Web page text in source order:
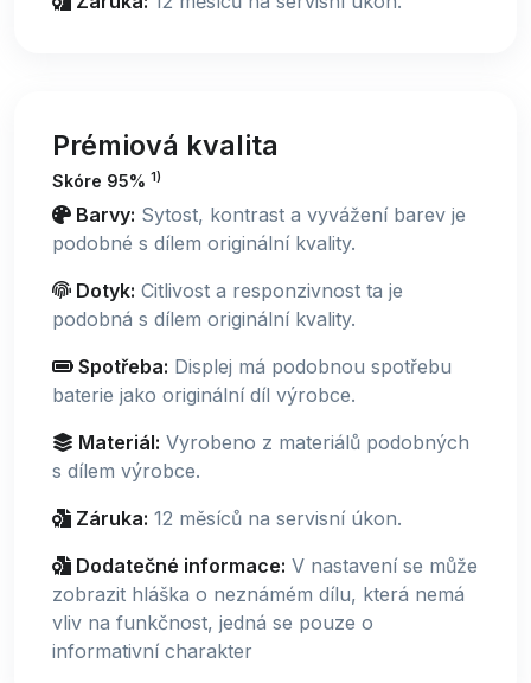
Prémiová kvalita
Skóre 95% 1)
Barvy: Sytost, kontrast a vyvážení barev je
podobné s dílem originální kvality.
Dotyk: Citlivost a responzivnost ta je
podobná s dílem originální kvality.
Spotřeba: Displej má podobnou spotřebu
baterie jako originální díl výrobce.
Materiál: Vyrobeno z materiálů podobných
s dílem výrobce.
Záruka: 12 měsíců na servisní úkon.
Dodatečné informace: V nastavení se může
zobrazit hláška o neznámém dílu, která nemá
vliv na funkčnost, jedná se pouze o
informativní charakter